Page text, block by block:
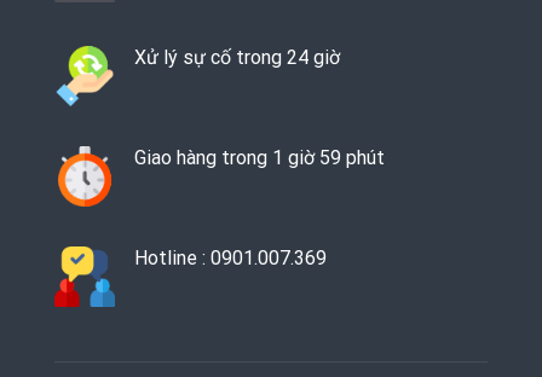
Xử lý sự cố trong 24 giờ
Giao hàng trong 1 giờ 59 phút
Hotline : 0901.007.369